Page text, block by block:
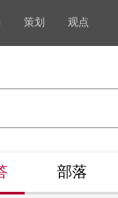
策划 观点
部落